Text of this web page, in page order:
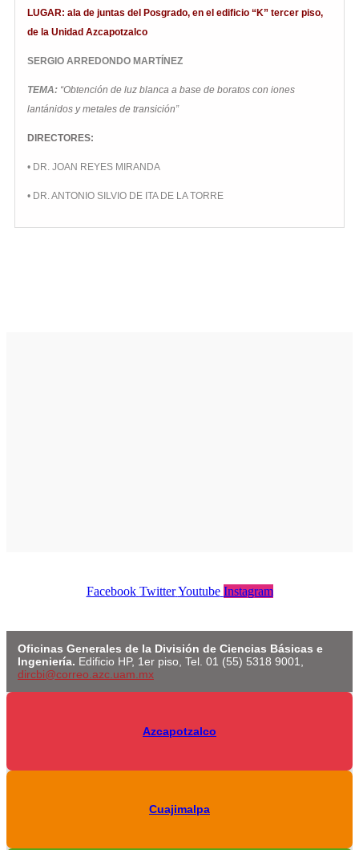
LUGAR: ala de juntas del Posgrado, en el edificio “K” tercer piso,
de la Unidad Azcapotzalco
SERGIO ARREDONDO MARTÍNEZ
TEMA: “Obtención de luz blanca a base de boratos con iones
lantánidos y metales de transición”
DIRECTORES:
• DR. JOAN REYES MIRANDA
• DR. ANTONIO SILVIO DE ITA DE LA TORRE
Facebook Twitter Youtube Instagram
Oficinas Generales de la División de Ciencias Básicas e
Ingeniería. Edificio HP, 1er piso, Tel. 01 (55) 5318 9001,
dircbi@correo.azc.uam.mx
Azcapotzalco
Cuajimalpa